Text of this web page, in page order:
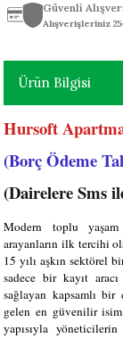
Güvenli
Alışverişleriniz
Ürün Bilgisi
Hursoft
(Borç Ödeme
(Dairelere Sms
Modern toplu
arayanların ilk tercihi
15 yılı aşkın sektörel
sadece bir kayıt
sağlayan kapsamlı bir
gelen en güvenilir
yapısıyla